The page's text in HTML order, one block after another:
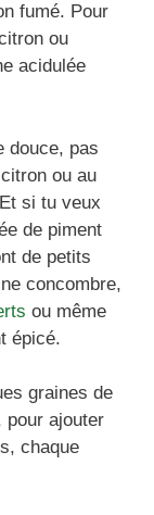
fumé. Pour
ou
acidulée
douce, pas
ou au
si tu veux
de piment
de petits
concombre,
ou même
épicé.
graines de
pour ajouter
chaque